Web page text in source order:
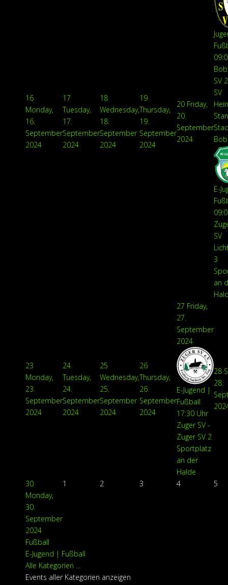
16
Monday,
16.
September
2024
17
Tuesday,
17.
September
2024
18
Wednesday,
18.
September
2024
19
Thursday,
19.
September
2024
20 Friday,
20.
September
2024
SV
SV
E-
SV
3
an
23
Monday,
23.
September
2024
24
Tuesday,
24.
September
2024
25
Wednesday,
25.
September
2024
26
Thursday,
26.
September
2024
27 Friday,
27.
September
2024
E-Jugend |
Fußball
17:30 Uhr
Zuger SV -
Zuger SV 2
Sportplatz
an der
Halde
28
28.
30
Monday,
30.
September
2024
1 2 3 4 5
Fußball
E-Jugend | Fußball
Alle Kategorien ...
Events aller Kategorien anzeigen